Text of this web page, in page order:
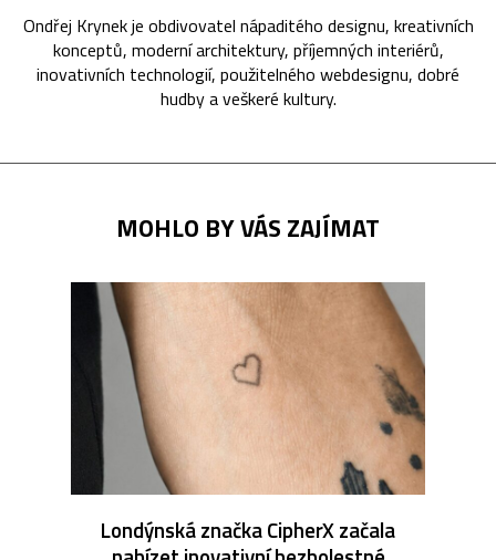
Ondřej Krynek je obdivovatel nápaditého designu, kreativních
konceptů, moderní architektury, příjemných interiérů,
inovativních technologií, použitelného webdesignu, dobré
hudby a veškeré kultury.
MOHLO BY VÁS ZAJÍMAT
Londýnská značka CipherX začala